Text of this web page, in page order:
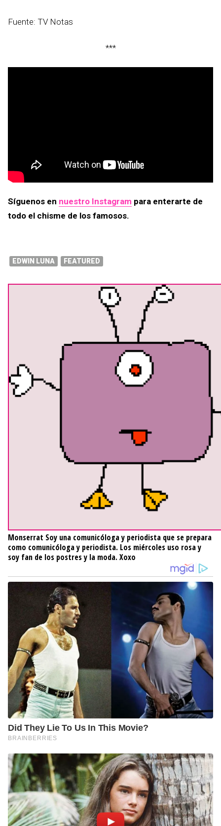
Fuente: TV Notas
***
Síguenos en nuestro Instagram para enterarte de
todo el chisme de los famosos.
EDWIN LUNA FEATURED
Monserrat Soy una comunicóloga y periodista que se prepara
como comunicóloga y periodista. Los miércoles uso rosa y
soy fan de los postres y la moda. Xoxo